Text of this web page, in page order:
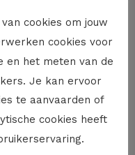
de overeenkomst op
te moeten
een vervangende
reisorganisator wordt
deze van een
zijn.
cookies om jouw
cookies voor
en het meten van de
Je kan ervoor
te aanvaarden of
cookies heeft